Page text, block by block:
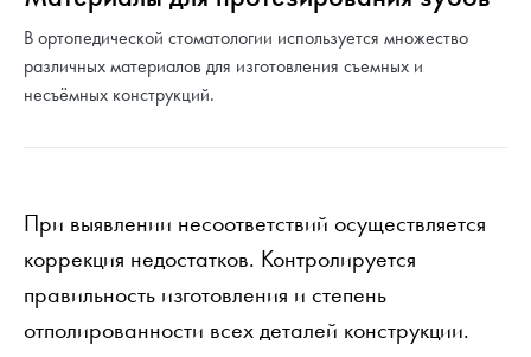
В ортопедической стоматологии используется множество
различных материалов для изготовления съемных и
несъёмных конструкций.
При выявлении несоответствий осуществляется
коррекция недостатков. Контролируется
правильность изготовления и степень
отполированности всех деталей конструкции.